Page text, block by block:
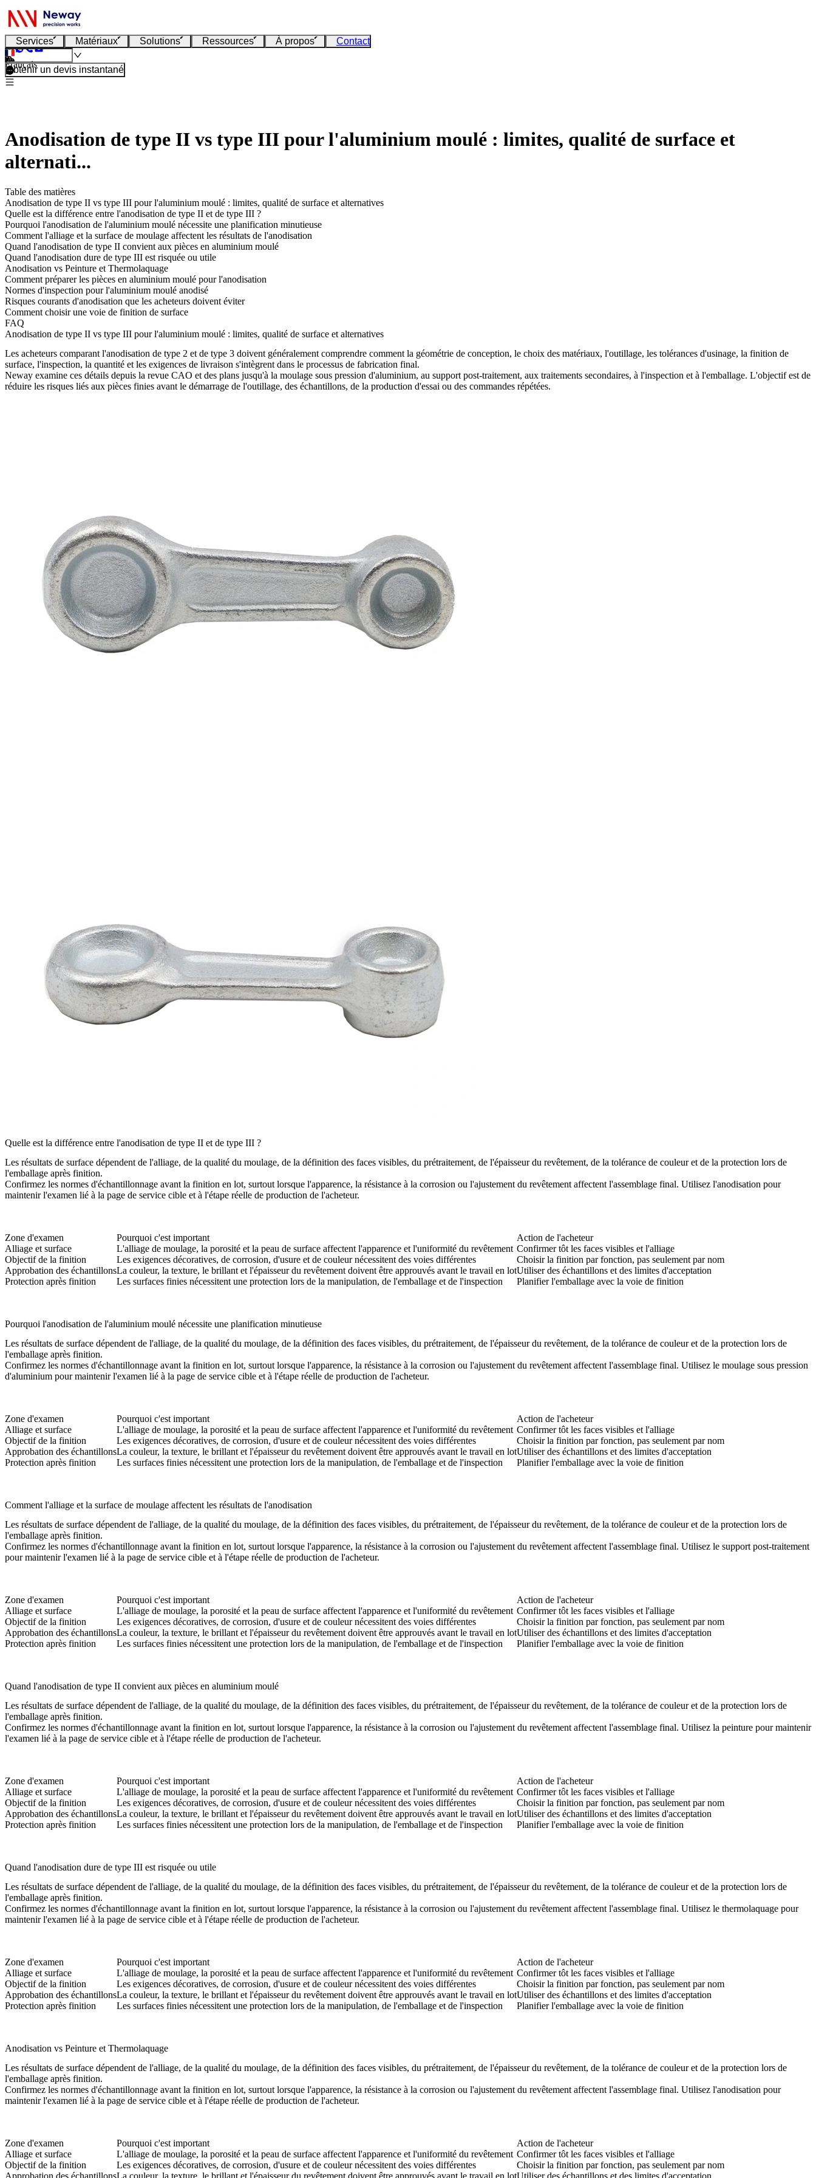
Services Matériaux Solutions Ressources À propos Contact
Français
Obtenir un devis instantané
Anodisation de type II vs type III pour l'aluminium moulé : limites, qualité de surface et
alternati...
Table des matières
Anodisation de type II vs type III pour l'aluminium moulé : limites, qualité de surface et alternatives
Quelle est la différence entre l'anodisation de type II et de type III ?
Pourquoi l'anodisation de l'aluminium moulé nécessite une planification minutieuse
Comment l'alliage et la surface de moulage affectent les résultats de l'anodisation
Quand l'anodisation de type II convient aux pièces en aluminium moulé
Quand l'anodisation dure de type III est risquée ou utile
Anodisation vs Peinture et Thermolaquage
Comment préparer les pièces en aluminium moulé pour l'anodisation
Normes d'inspection pour l'aluminium moulé anodisé
Risques courants d'anodisation que les acheteurs doivent éviter
Comment choisir une voie de finition de surface
FAQ
Anodisation de type II vs type III pour l'aluminium moulé : limites, qualité de surface et alternatives
Les acheteurs comparant l'anodisation de type 2 et de type 3 doivent généralement comprendre comment la géométrie de conception, le choix des matériaux, l'outillage, les tolérances d'usinage, la finition de
surface, l'inspection, la quantité et les exigences de livraison s'intègrent dans le processus de fabrication final.
Neway examine ces détails depuis la revue CAO et des plans jusqu'à la moulage sous pression d'aluminium, au support post-traitement, aux traitements secondaires, à l'inspection et à l'emballage. L'objectif est de
réduire les risques liés aux pièces finies avant le démarrage de l'outillage, des échantillons, de la production d'essai ou des commandes répétées.
Quelle est la différence entre l'anodisation de type II et de type III ?
Les résultats de surface dépendent de l'alliage, de la qualité du moulage, de la définition des faces visibles, du prétraitement, de l'épaisseur du revêtement, de la tolérance de couleur et de la protection lors de
l'emballage après finition.
Confirmez les normes d'échantillonnage avant la finition en lot, surtout lorsque l'apparence, la résistance à la corrosion ou l'ajustement du revêtement affectent l'assemblage final. Utilisez l'anodisation pour
maintenir l'examen lié à la page de service cible et à l'étape réelle de production de l'acheteur.
Zone d'examen Pourquoi c'est important
Action de l'acheteur
Alliage et surface
L'alliage de moulage, la porosité et la peau de surface affectent l'apparence et l'uniformité du revêtement Confirmer tôt les faces visibles et l'alliage
Objectif de la finition
Les exigences décoratives, de corrosion, d'usure et de couleur nécessitent des voies différentes
Choisir la finition par fonction, pas seulement par nom
Approbation des échantillonsLa couleur, la texture, le brillant et l'épaisseur du revêtement doivent être approuvés avant le travail en lotUtiliser des échantillons et des limites d'acceptation
Protection après finition
Les surfaces finies nécessitent une protection lors de la manipulation, de l'emballage et de l'inspection Planifier l'emballage avec la voie de finition
Pourquoi l'anodisation de l'aluminium moulé nécessite une planification minutieuse
Les résultats de surface dépendent de l'alliage, de la qualité du moulage, de la définition des faces visibles, du prétraitement, de l'épaisseur du revêtement, de la tolérance de couleur et de la protection lors de
l'emballage après finition.
Confirmez les normes d'échantillonnage avant la finition en lot, surtout lorsque l'apparence, la résistance à la corrosion ou l'ajustement du revêtement affectent l'assemblage final. Utilisez le moulage sous pression
d'aluminium pour maintenir l'examen lié à la page de service cible et à l'étape réelle de production de l'acheteur.
Zone d'examen Pourquoi c'est important
Action de l'acheteur
Alliage et surface
L'alliage de moulage, la porosité et la peau de surface affectent l'apparence et l'uniformité du revêtement Confirmer tôt les faces visibles et l'alliage
Objectif de la finition
Les exigences décoratives, de corrosion, d'usure et de couleur nécessitent des voies différentes
Choisir la finition par fonction, pas seulement par nom
Approbation des échantillonsLa couleur, la texture, le brillant et l'épaisseur du revêtement doivent être approuvés avant le travail en lotUtiliser des échantillons et des limites d'acceptation
Protection après finition
Les surfaces finies nécessitent une protection lors de la manipulation, de l'emballage et de l'inspection Planifier l'emballage avec la voie de finition
Comment l'alliage et la surface de moulage affectent les résultats de l'anodisation
Les résultats de surface dépendent de l'alliage, de la qualité du moulage, de la définition des faces visibles, du prétraitement, de l'épaisseur du revêtement, de la tolérance de couleur et de la protection lors de
l'emballage après finition.
Confirmez les normes d'échantillonnage avant la finition en lot, surtout lorsque l'apparence, la résistance à la corrosion ou l'ajustement du revêtement affectent l'assemblage final. Utilisez le support post-traitement
pour maintenir l'examen lié à la page de service cible et à l'étape réelle de production de l'acheteur.
Zone d'examen Pourquoi c'est important
Action de l'acheteur
Alliage et surface
L'alliage de moulage, la porosité et la peau de surface affectent l'apparence et l'uniformité du revêtement Confirmer tôt les faces visibles et l'alliage
Objectif de la finition
Les exigences décoratives, de corrosion, d'usure et de couleur nécessitent des voies différentes
Choisir la finition par fonction, pas seulement par nom
Approbation des échantillonsLa couleur, la texture, le brillant et l'épaisseur du revêtement doivent être approuvés avant le travail en lotUtiliser des échantillons et des limites d'acceptation
Protection après finition
Les surfaces finies nécessitent une protection lors de la manipulation, de l'emballage et de l'inspection Planifier l'emballage avec la voie de finition
Quand l'anodisation de type II convient aux pièces en aluminium moulé
Les résultats de surface dépendent de l'alliage, de la qualité du moulage, de la définition des faces visibles, du prétraitement, de l'épaisseur du revêtement, de la tolérance de couleur et de la protection lors de
l'emballage après finition.
Confirmez les normes d'échantillonnage avant la finition en lot, surtout lorsque l'apparence, la résistance à la corrosion ou l'ajustement du revêtement affectent l'assemblage final. Utilisez la peinture pour maintenir
l'examen lié à la page de service cible et à l'étape réelle de production de l'acheteur.
Zone d'examen Pourquoi c'est important
Action de l'acheteur
Alliage et surface
L'alliage de moulage, la porosité et la peau de surface affectent l'apparence et l'uniformité du revêtement Confirmer tôt les faces visibles et l'alliage
Objectif de la finition
Les exigences décoratives, de corrosion, d'usure et de couleur nécessitent des voies différentes
Choisir la finition par fonction, pas seulement par nom
Approbation des échantillonsLa couleur, la texture, le brillant et l'épaisseur du revêtement doivent être approuvés avant le travail en lotUtiliser des échantillons et des limites d'acceptation
Protection après finition
Les surfaces finies nécessitent une protection lors de la manipulation, de l'emballage et de l'inspection Planifier l'emballage avec la voie de finition
Quand l'anodisation dure de type III est risquée ou utile
Les résultats de surface dépendent de l'alliage, de la qualité du moulage, de la définition des faces visibles, du prétraitement, de l'épaisseur du revêtement, de la tolérance de couleur et de la protection lors de
l'emballage après finition.
Confirmez les normes d'échantillonnage avant la finition en lot, surtout lorsque l'apparence, la résistance à la corrosion ou l'ajustement du revêtement affectent l'assemblage final. Utilisez le thermolaquage pour
maintenir l'examen lié à la page de service cible et à l'étape réelle de production de l'acheteur.
Zone d'examen Pourquoi c'est important
Action de l'acheteur
Alliage et surface
L'alliage de moulage, la porosité et la peau de surface affectent l'apparence et l'uniformité du revêtement Confirmer tôt les faces visibles et l'alliage
Objectif de la finition
Les exigences décoratives, de corrosion, d'usure et de couleur nécessitent des voies différentes
Choisir la finition par fonction, pas seulement par nom
Approbation des échantillonsLa couleur, la texture, le brillant et l'épaisseur du revêtement doivent être approuvés avant le travail en lotUtiliser des échantillons et des limites d'acceptation
Protection après finition
Les surfaces finies nécessitent une protection lors de la manipulation, de l'emballage et de l'inspection Planifier l'emballage avec la voie de finition
Anodisation vs Peinture et Thermolaquage
Les résultats de surface dépendent de l'alliage, de la qualité du moulage, de la définition des faces visibles, du prétraitement, de l'épaisseur du revêtement, de la tolérance de couleur et de la protection lors de
l'emballage après finition.
Confirmez les normes d'échantillonnage avant la finition en lot, surtout lorsque l'apparence, la résistance à la corrosion ou l'ajustement du revêtement affectent l'assemblage final. Utilisez l'anodisation pour
maintenir l'examen lié à la page de service cible et à l'étape réelle de production de l'acheteur.
Zone d'examen Pourquoi c'est important
Action de l'acheteur
Alliage et surface
L'alliage de moulage, la porosité et la peau de surface affectent l'apparence et l'uniformité du revêtement Confirmer tôt les faces visibles et l'alliage
Objectif de la finition
Les exigences décoratives, de corrosion, d'usure et de couleur nécessitent des voies différentes
Choisir la finition par fonction, pas seulement par nom
Approbation des échantillonsLa couleur, la texture, le brillant et l'épaisseur du revêtement doivent être approuvés avant le travail en lotUtiliser des échantillons et des limites d'acceptation